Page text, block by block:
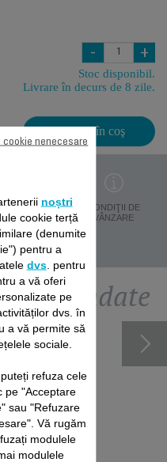
- +
Stoc disponibil.
Livrare în decurs de 8 zile.
Adaugă în coş
PROTECŢIA
DATELOR
CONDIŢII DE
VÂNZARE
noștri
cookie terță
(denumite
pentru a
dvs. pentru
a vă oferi
pe
dvs. în
a vă permite să
sociale.
refuza cele
pe "Acceptare
sau "Refuzare
Vă rugăm
modulele
modulele
cookie nenecesare